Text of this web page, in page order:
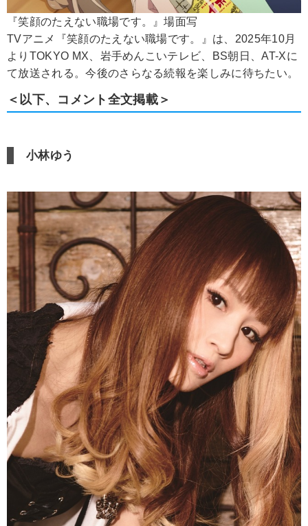
『笑顔のたえない職場です。』場面写
TVアニメ『笑顔のたえない職場です。』は、2025年10月
よりTOKYO MX、岩手めんこいテレビ、BS朝日、AT-Xに
て放送される。今後のさらなる続報を楽しみに待ちたい。
＜以下、コメント全文掲載＞
小林ゆう